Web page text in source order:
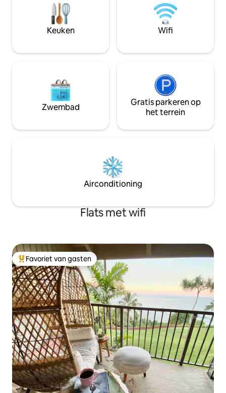
Prachtig gerenoveerd met een open,
aangepaste keuken/badkamers en
gewelfd plafond. Beschikt over dubbele
mastersuites, mooi zwembad,
airconditioning, wasmachine/droger en
Balkon lanai met
buiten dineren. Gratis parkeren in deze
omheinde buurt.
brengt je naar
Keuken Wifi
Zwembad
Gratis parkeren op
het terrein
Airconditioning
Flats met wifi
Topfavoriet van gasten
Favoriet van gasten